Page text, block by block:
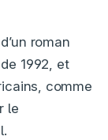
roman
1992, et
comme
le